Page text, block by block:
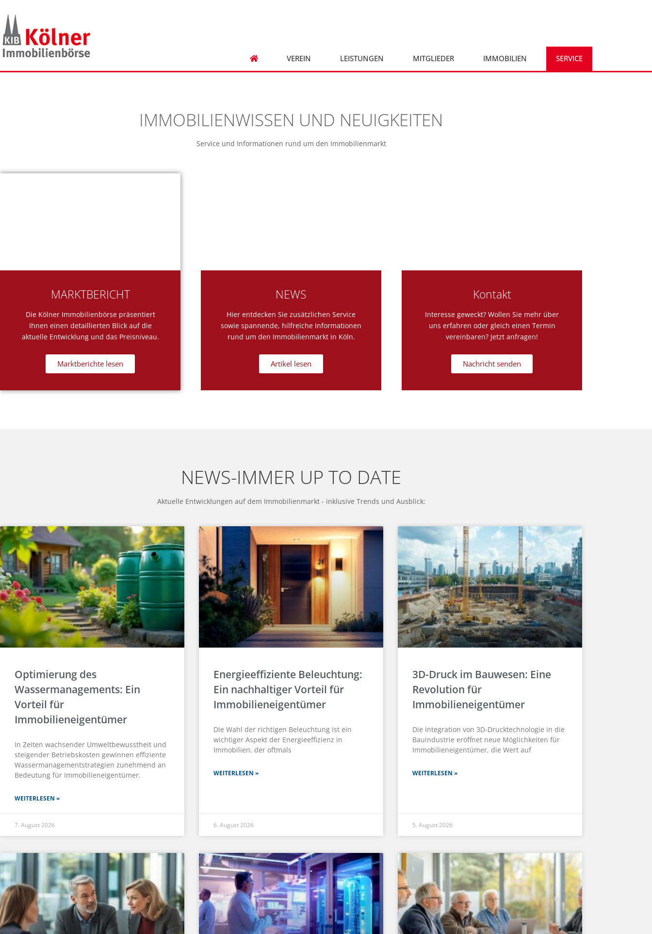
VEREIN LEISTUNGEN MITGLIEDER IMMOBILIEN SERVICE
IMMOBILIENWISSEN UND NEUIGKEITEN
Service und Informationen rund um den Immobilienmarkt
MARKTBERICHT
Die Kölner Immobilienbörse präsentiert
Ihnen einen detaillierten Blick auf die
aktuelle Entwicklung und das Preisniveau.​
Marktberichte lesen
NEWS
Hier entdecken Sie zusätzlichen Service
sowie spannende, hilfreiche Informationen
rund um den Immobilienmarkt in Köln.
Artikel lesen
Kontakt
Interesse geweckt? Wollen Sie mehr über
uns erfahren oder gleich einen Termin
vereinbaren? Jetzt anfragen!
Nachricht senden
NEWS-IMMER UP TO DATE
Aktuelle Entwicklungen auf dem Immobilienmarkt - inklusive Trends und Ausblick:
Optimierung des
Wassermanagements: Ein
Vorteil für
Immobilieneigentümer
In Zeiten wachsender Umweltbewusstheit und
steigender Betriebskosten gewinnen effiziente
Wassermanagementstrategien zunehmend an
Bedeutung für Immobilieneigentümer.
WEITERLESEN »
7. August 2026
Energieeffiziente Beleuchtung:
Ein nachhaltiger Vorteil für
Immobilieneigentümer
Die Wahl der richtigen Beleuchtung ist ein
wichtiger Aspekt der Energieeffizienz in
Immobilien, der oftmals
WEITERLESEN »
6. August 2026
3D-Druck im Bauwesen: Eine
Revolution für
Immobilieneigentümer
Die Integration von 3D-Drucktechnologie in die
Bauindustrie eröffnet neue Möglichkeiten für
Immobilieneigentümer, die Wert auf
WEITERLESEN »
5. August 2026